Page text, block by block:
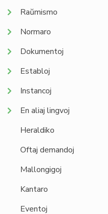
Raŭmismo
Normaro
Dokumentoj
Establoj
Instancoj
En aliaj lingvoj
Heraldiko
Oftaj demandoj
Mallongigoj
Kantaro
Eventoj